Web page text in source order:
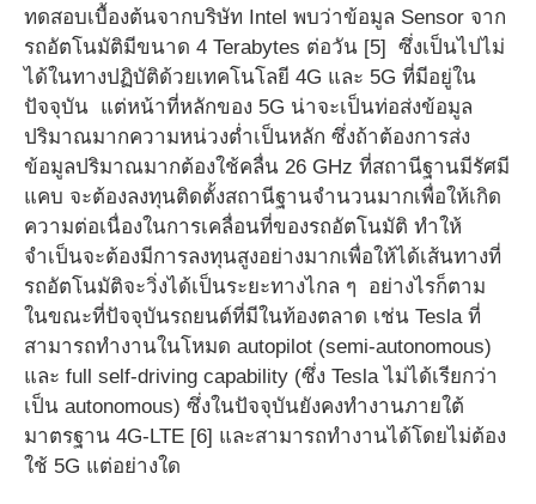
ทดสอบเบื้องต้นจากบริษัท Intel พบว่าข้อมูล Sensor จาก
รถอัตโนมัติมีขนาด 4 Terabytes ต่อวัน [5] ซึ่งเป็นไปไม่
ได้ในทางปฏิบัติด้วยเทคโนโลยี 4G และ 5G ที่มีอยู่ใน
ปัจจุบัน แต่หน้าที่หลักของ 5G น่าจะเป็นท่อส่งข้อมูล
ปริมาณมากความหน่วงต่ำเป็นหลัก ซึ่งถ้าต้องการส่ง
ข้อมูลปริมาณมากต้องใช้คลื่น 26 GHz ที่สถานีฐานมีรัศมี
แคบ จะต้องลงทุนติดตั้งสถานีฐานจำนวนมากเพื่อให้เกิด
ความต่อเนื่องในการเคลื่อนที่ของรถอัตโนมัติ ทำให้
จำเป็นจะต้องมีการลงทุนสูงอย่างมากเพื่อให้ได้เส้นทางที่
รถอัตโนมัติจะวิ่งได้เป็นระยะทางไกล ๆ อย่างไรก็ตาม
ในขณะที่ปัจจุบันรถยนต์ที่มีในท้องตลาด เช่น Tesla ที่
สามารถทำงานในโหมด autopilot (semi-autonomous)
และ full self-driving capability (ซึ่ง Tesla ไม่ได้เรียกว่า
เป็น autonomous) ซึ่งในปัจจุบันยังคงทำงานภายใต้
มาตรฐาน 4G-LTE [6] และสามารถทำงานได้โดยไม่ต้อง
ใช้ 5G แต่อย่างใด